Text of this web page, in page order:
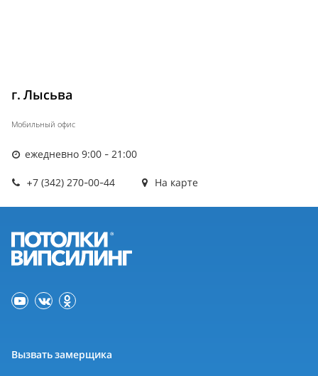
г. Лысьва
Мобильный офис
ежедневно 9:00 - 21:00
+7 (342) 270-00-44 На карте
Вызвать замерщика